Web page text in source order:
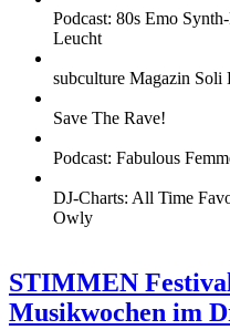
Podcast: 80s Emo
Leucht
subculture Magazin Soli
Save The Rave!
Podcast: Fabulous
DJ-Charts: All Time
Owly
STIMMEN
Musikwochen im